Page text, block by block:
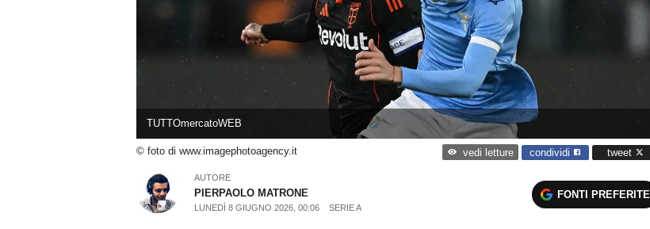
TUTTOmercatoWEB
© foto di www.imagephotoagency.it vedi letture condividi tweet
AUTORE
PIERPAOLO MATRONE
LUNEDÌ 8 GIUGNO 2026, 00:06 SERIE A
FONTI PREFERITE